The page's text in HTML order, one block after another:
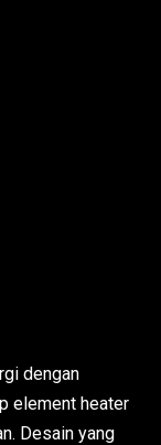
dengan
element heater
Desain yang